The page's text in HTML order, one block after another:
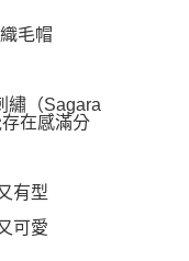
毛帽
繡（Sagara
在感滿分
有型
可愛